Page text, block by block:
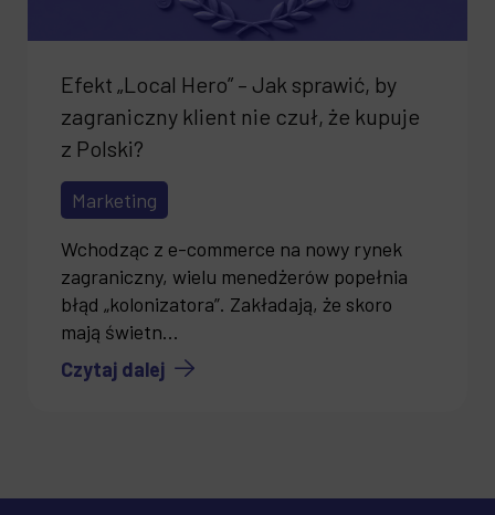
Efekt „Local Hero” – Jak sprawić, by
zagraniczny klient nie czuł, że kupuje
z Polski?
Marketing
Wchodząc z e-commerce na nowy rynek
zagraniczny, wielu menedżerów popełnia
błąd „kolonizatora”. Zakładają, że skoro
mają świetn...
Czytaj dalej